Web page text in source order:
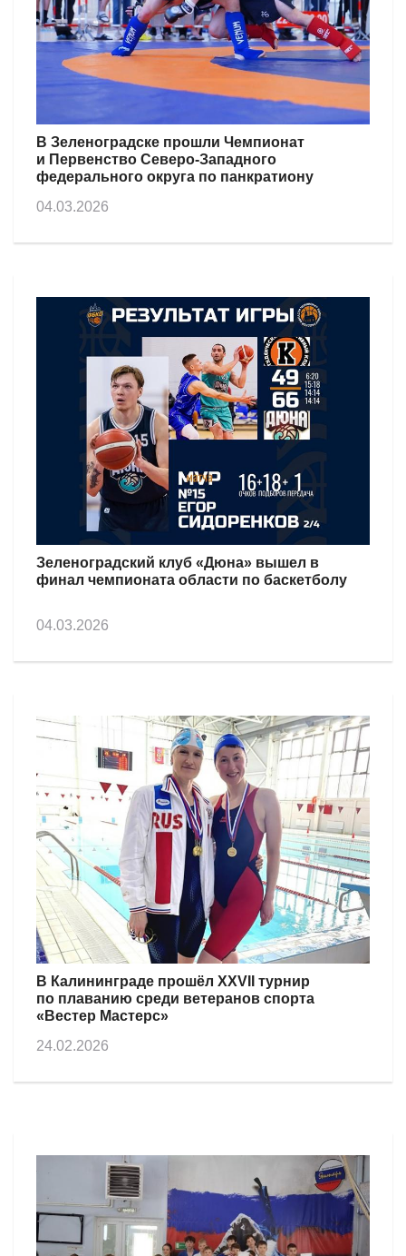
В Зеленоградске прошли Чемпионат
и Первенство Северо-Западного
федерального округа по панкратиону
04.03.2026
Зеленоградский клуб «Дюна» вышел в
финал чемпионата области по баскетболу
04.03.2026
В Калининграде прошёл XXVII турнир
по плаванию среди ветеранов спорта
«Вестер Мастерс»
24.02.2026